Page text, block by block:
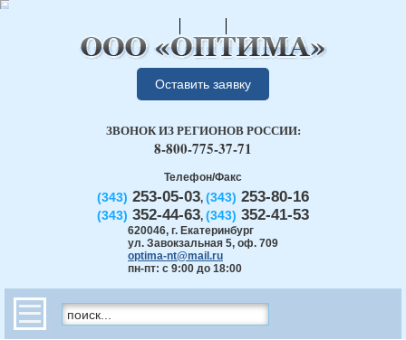
Оставить заявку
Телефон/Факс
(343) 253-05-03, (343) 253-80-16
(343) 352-44-63, (343) 352-41-53
620046, г. Екатеринбург
ул. Завокзальная 5, оф. 709
optima-nt@mail.ru
пн-пт: с 9:00 до 18:00
ЗВОНОК ИЗ РЕГИОНОВ РОССИИ:
8-800-775-37-71